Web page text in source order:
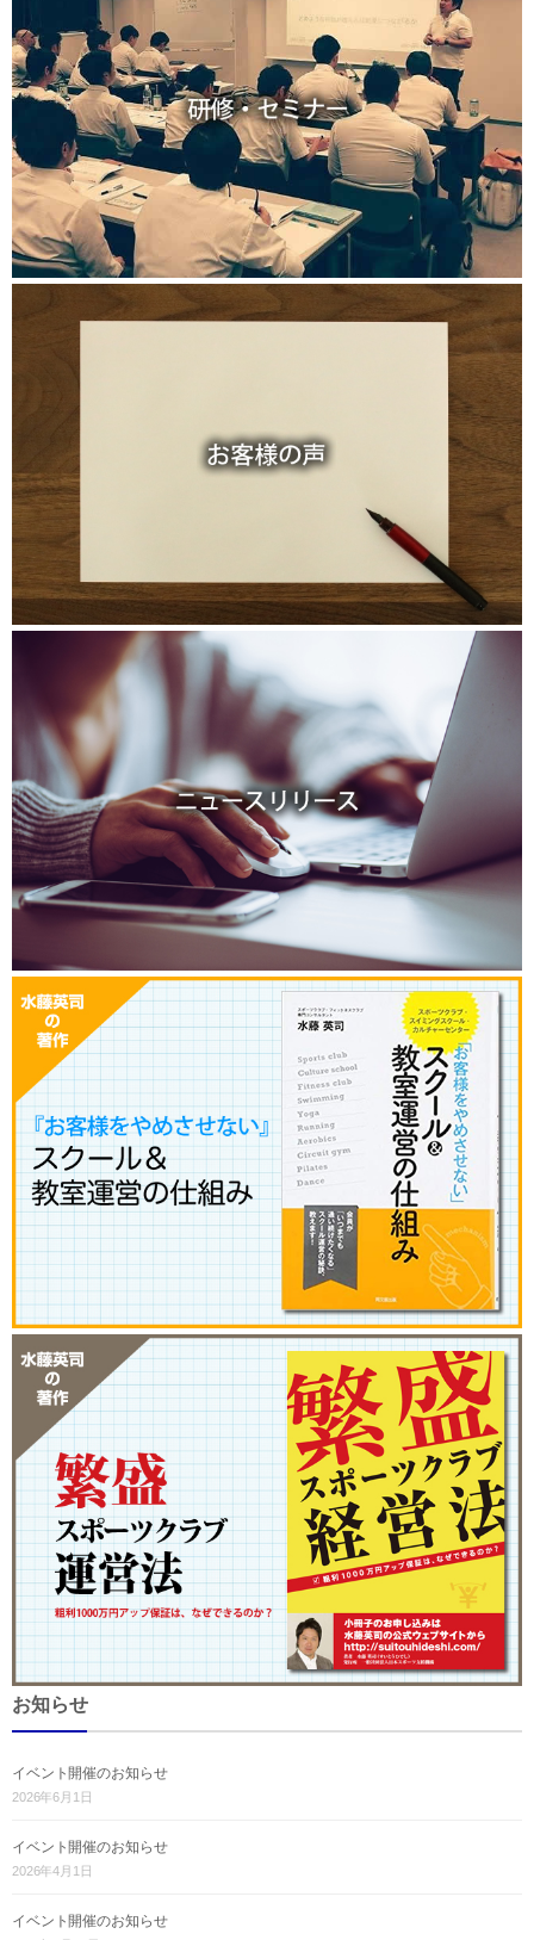
お知らせ
イベント開催のお知らせ
2026年6月1日
イベント開催のお知らせ
2026年4月1日
イベント開催のお知らせ